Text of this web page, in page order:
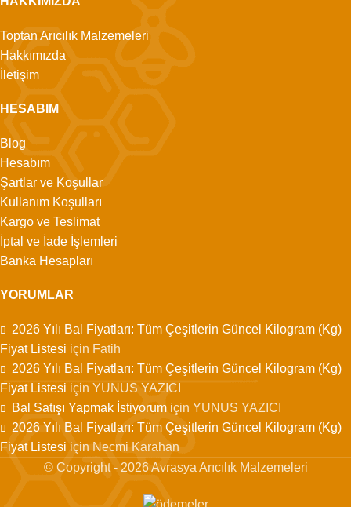
Toptan Arıcılık Malzemeleri
Hakkımızda
İletişim
HESABIM
Blog
Hesabım
Şartlar ve Koşullar
Kullanım Koşulları
Kargo ve Teslimat
İptal ve İade İşlemleri
Banka Hesapları
YORUMLAR
2026 Yılı Bal Fiyatları: Tüm Çeşitlerin Güncel Kilogram (Kg)
Fiyat Listesi için Fatih
2026 Yılı Bal Fiyatları: Tüm Çeşitlerin Güncel Kilogram (Kg)
Fiyat Listesi için YUNUS YAZICI
Bal Satışı Yapmak İstiyorum için YUNUS YAZICI
2026 Yılı Bal Fiyatları: Tüm Çeşitlerin Güncel Kilogram (Kg)
Fiyat Listesi için Necmi Karahan
© Copyright - 2026 Avrasya Arıcılık Malzemeleri